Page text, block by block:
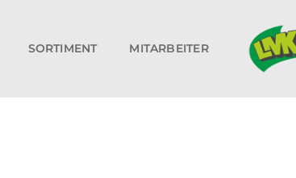
SORTIMENT MITARBEITER